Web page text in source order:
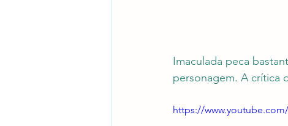
Imaculada peca
personagem. A crítica
https://